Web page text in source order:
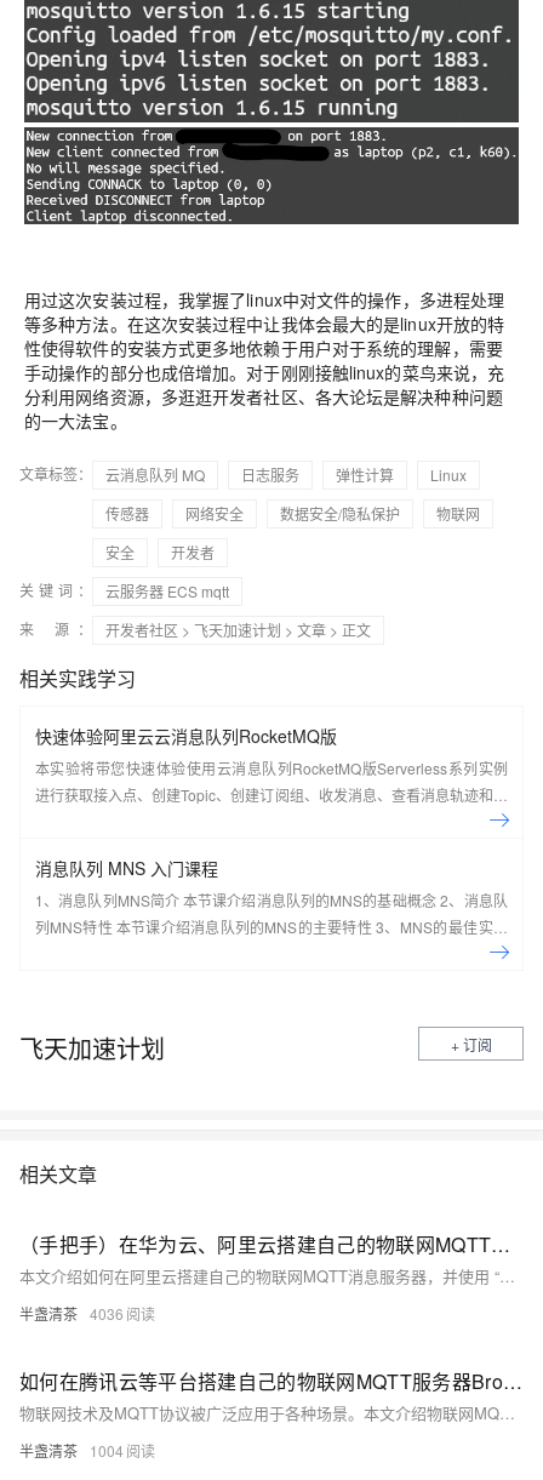
用过这次安装过程，我掌握了linux中对文件的操作，多进程处理
等多种方法。在这次安装过程中让我体会最大的是linux开放的特
性使得软件的安装方式更多地依赖于用户对于系统的理解，需要
手动操作的部分也成倍增加。对于刚刚接触linux的菜鸟来说，充
分利用网络资源，多逛逛开发者社区、各大论坛是解决种种问题
的一大法宝。
文章标签： 云消息队列 MQ 日志服务 弹性计算
Linux
传感器
网络安全 数据安全/隐私保护
物联网
安全
开发者
关键词：
云服务器 ECS mqtt
来 源：
开发者社区 > 飞天加速计划 > 文章 > 正文
相关实践学习
快速体验阿里云云消息队列RocketMQ版
本实验将带您快速体验使用云消息队列RocketMQ版Serverless系列实例
进行获取接入点、创建Topic、创建订阅组、收发消息、查看消息轨迹和仪
消息队列 MNS 入门课程
1、消息队列MNS简介 本节课介绍消息队列的MNS的基础概念 2、消息队
列MNS特性 本节课介绍消息队列的MNS的主要特性 3、MNS的最佳实践
起基于MNS，0基础轻松构建 Web Client
飞天加速计划 + 订阅
相关文章
（手把手）在华为云、阿里云搭建自己的物联网MQTT消息服务器，免费IOT平台
本文介绍如何在阿里云搭建自己的物联网MQTT消息服务器，并使用 “MQTT客户端调试工具”模拟MQTT设备，接入平台进行消息收发。
半盏清茶 4036
如何在腾讯云等平台搭建自己的物联网MQTT服务器Broker
物联网技术及MQTT协议被广泛应用于各种场景。本文介绍物联网MQTT服务助手下载，如何搭建自己的物联网平台，并使用 “MQTT客户端调试工具”模拟MQTT设备，接入平台进行消息收发。
半盏清茶 1004